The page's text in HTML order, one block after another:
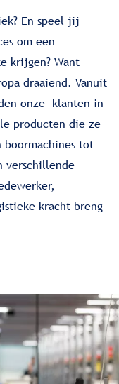
En speel jij
om een
krijgen? Want
draaiend. Vanuit
onze klanten in
producten die ze
boormachines tot
verschillende
kracht breng